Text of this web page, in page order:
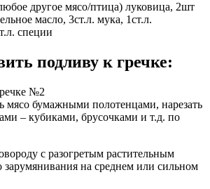
другое мясо/птица) луковица, 2шт
масло, 3ст.л. мука, 1ст.л.
специи
подливу к гречке:
бумажными полотенцами, нарезать
– кубиками, брусочками и т.д. по
с разогретым растительным
зарумянивания на среднем или сильном